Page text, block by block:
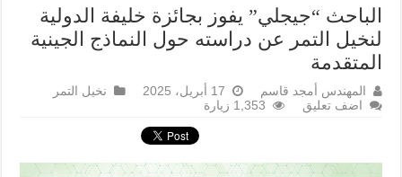
الباحث “جيجلي” يفوز بجائزة خليفة الدولية
لنخيل التمر عن دراسته حول النماذج الجينية
المتقدمة
المهندس أمجد قاسم 17 أبريل، 2025
نخيل التمر
اضف تعليق
1,353 زيارة